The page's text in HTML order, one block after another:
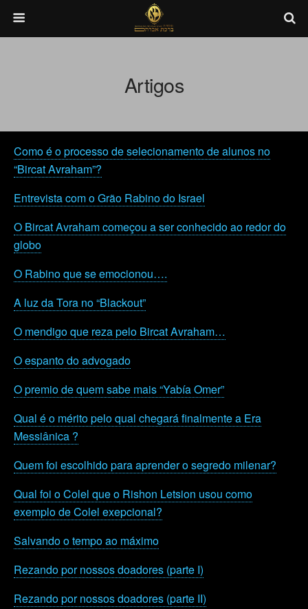
Artigos
Como é o processo de selecionamento de alunos no
“Bircat Avraham”?
Entrevista com o Grão Rabino do Israel
O Bircat Avraham começou a ser conhecido ao redor do
globo
O Rabino que se emocionou….
A luz da Tora no “Blackout”
O mendigo que reza pelo Bircat Avraham…
O espanto do advogado
O premio de quem sabe mais “Yabía Omer”
Qual é o mérito pelo qual chegará finalmente a Era
Messiânica ?
Quem foi escolhido para aprender o segredo milenar?
Qual foi o Colel que o Rishon Letsion usou como
exemplo de Colel exepcional?
Salvando o tempo ao máximo
Rezando por nossos doadores (parte I)
Rezando por nossos doadores (parte II)